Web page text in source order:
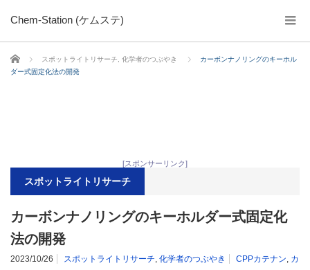
Chem-Station (ケムステ)
ホーム スポットライトリサーチ 化学者のつぶやき
カーボンナノリングのキーホル
ダー式固定化法の開発
[スポンサーリンク]
スポットライトリサーチ
カーボンナノリングのキーホルダー式固定化
法の開発
2023/10/26 スポットライトリサーチ, 化学者のつぶやき CPPカテナン, カ